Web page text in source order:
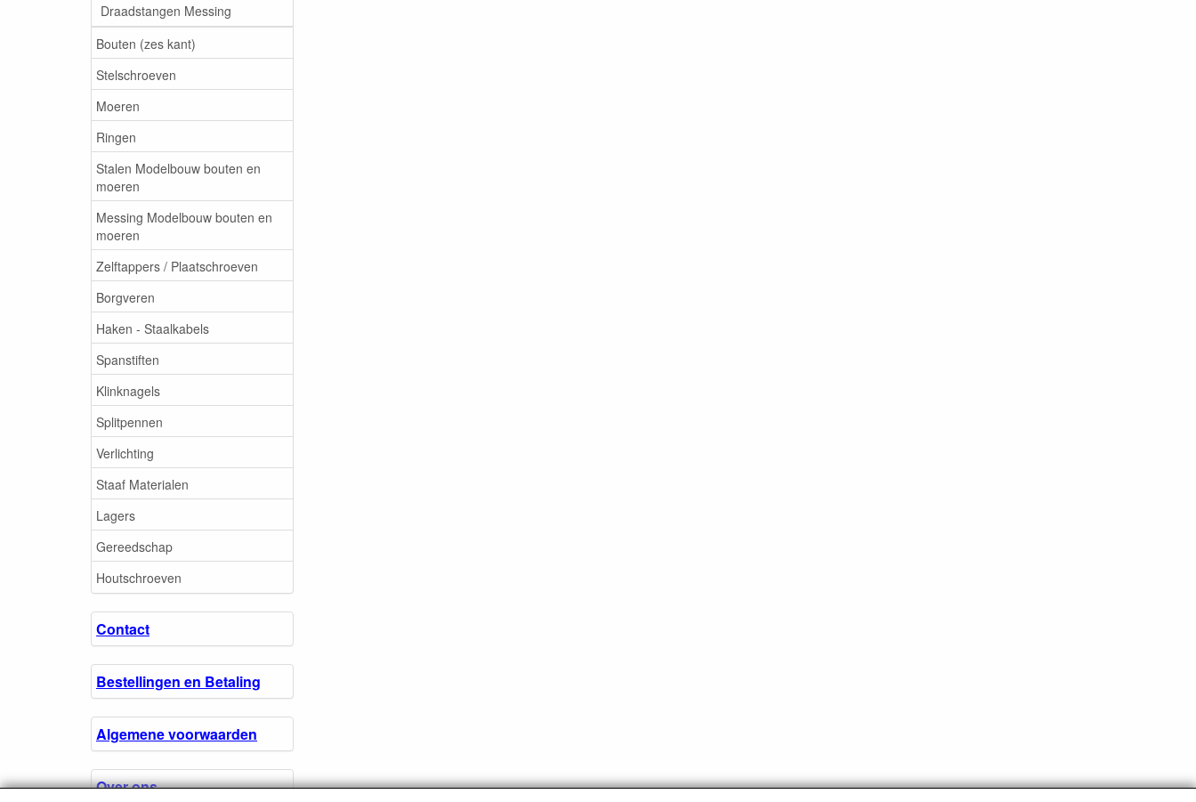
Draadstangen Messing
Bouten (zes kant)
Stelschroeven
Moeren
Ringen
Stalen Modelbouw bouten en
moeren
Messing Modelbouw bouten en
moeren
Zelftappers / Plaatschroeven
Borgveren
Haken - Staalkabels
Spanstiften
Klinknagels
Splitpennen
Verlichting
Staaf Materialen
Lagers
Gereedschap
Houtschroeven
Contact
Bestellingen en Betaling
Algemene voorwaarden
Over ons.